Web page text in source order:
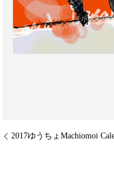
2017ゆうちょMachiomoi